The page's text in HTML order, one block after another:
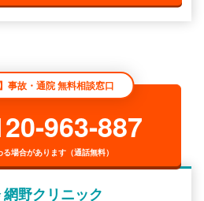
事故・通院 無料相談窓口
963-887
場合があります（通話無料）
野クリニック